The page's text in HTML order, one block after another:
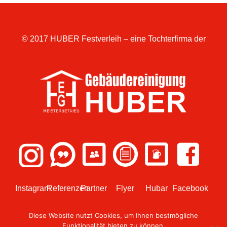
© 2017 HUBER Festverleih – eine Tochterfirma der
InstagramReferenzenPartner Flyer Hubar Facebook
Diese Website nutzt Cookies, um Ihnen bestmögliche